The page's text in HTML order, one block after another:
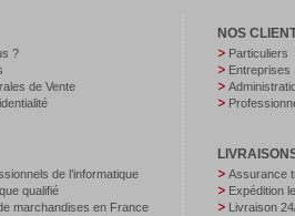
?
de Vente
de l’informatique
qualifié
marchandises en France
NOS
Particuliers
Entreprises
Assurance
Expédition
Livraison